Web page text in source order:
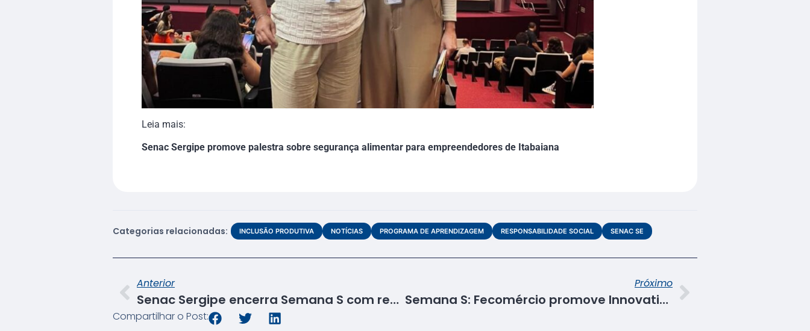
Leia mais:
Senac Sergipe promove palestra sobre segurança alimentar para empreendedores de Itabaiana
Categorias relacionadas: INCLUSÃO PRODUTIVA NOTÍCIAS PROGRAMA DE APRENDIZAGEM RESPONSABILIDADE SOCIAL SENAC SE
Anterior
Senac Sergipe encerra Semana S com recorde de 6.003 atendimentos
Próximo
Semana S: Fecomércio promove Innovation Day em parceria com o ICTec
Compartilhar o Post: